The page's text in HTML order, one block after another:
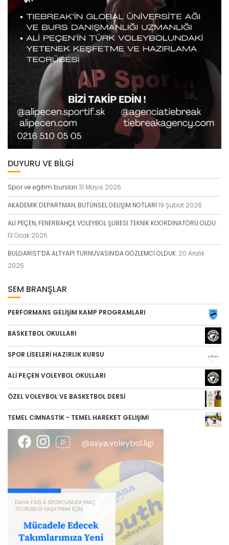
DUYURU VE BİLGİ
Spor ve eğitim bursları 31 Mayıs 2026
AKADEMİK DEPARTMAN, BÜTÜNSEL GELİŞİM NOTLARI 19 Şubat 2026
ALİ PEÇEN, FENERBAHÇE VOLEYBOL ŞUBESİ TEKNİK KOORDİNATÖRÜ OLDU.
13 Ocak 2026
BULGARİST’DA ALTYAPI TURNUVASIN’DA GÖZLEMCİ OLDUK. 20 Aralık
2025
SEM BRANŞLAR
PERFORMANS GELİŞİM KAMP PROGRAMLARI
BASKETBOL OKULLARI
SPOR LİSELERİ HAZIRLIK KURSU
ALİ PEÇEN VOLEYBOL OKULLARI
ÖZEL VOLEYBOL VE BASKETBOL DERSİ
TEMEL CİMNASTİK - TEMEL HAREKET GELİŞİMİ